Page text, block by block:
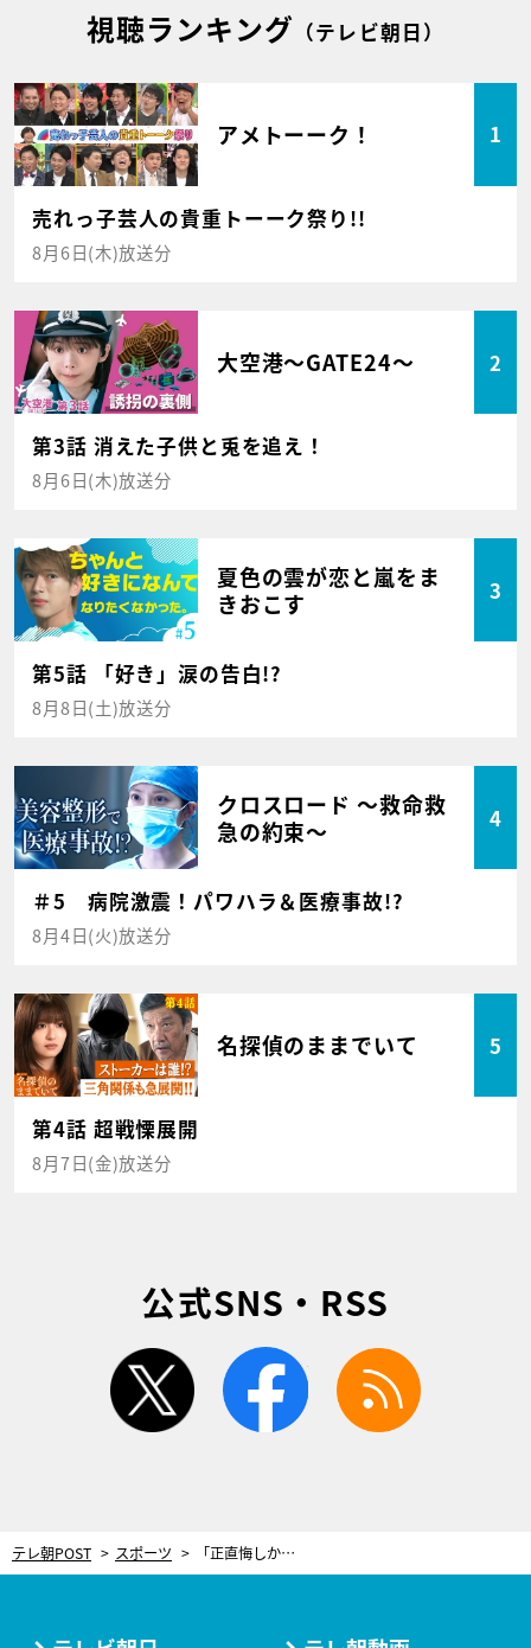
視聴ランキング （テレビ朝日）
アメトーーク！ 1
売れっ子芸人の貴重トーーク祭り!!
8月6日(木)放送分
大空港～GATE24～ 2
第3話 消えた子供と兎を追え！
8月6日(木)放送分
夏色の雲が恋と嵐をま
きおこす
3
第5話 「好き」涙の告白!?
8月8日(土)放送分
クロスロード ～救命救
急の約束～
4
＃5 病院激震！パワハラ＆医療事故!?
8月4日(火)放送分
名探偵のままでいて 5
第4話 超戦慄展開
8月7日(金)放送分
公式SNS・RSS
twitter facebook
テレ朝POST スポーツ 「正直悔しかった」渡邊雄太、パリ五輪の切符と同時に達成した“もう一つの目標”